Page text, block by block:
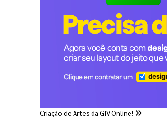
Criação de Artes da GIV Online!